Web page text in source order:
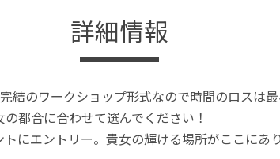
詳細情報
結のワークショップ形式なので時間のロスは
都合に合わせて選んでください！
にエントリー。貴女の輝ける場所がここにあ